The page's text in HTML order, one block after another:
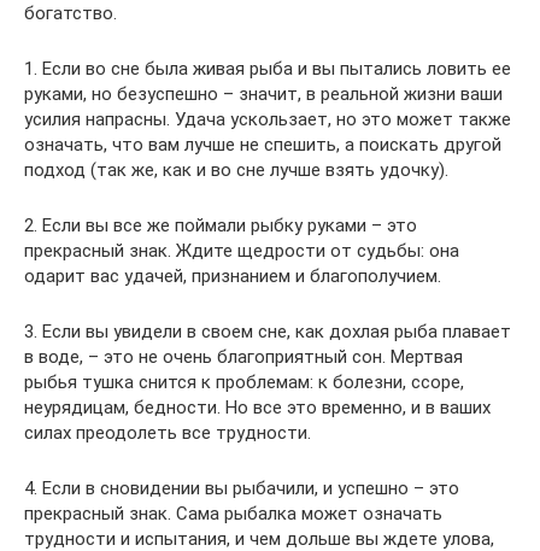
богатство.
1. Если во сне была живая рыба и вы пытались ловить ее
руками, но безуспешно – значит, в реальной жизни ваши
усилия напрасны. Удача ускользает, но это может также
означать, что вам лучше не спешить, а поискать другой
подход (так же, как и во сне лучше взять удочку).
2. Если вы все же поймали рыбку руками – это
прекрасный знак. Ждите щедрости от судьбы: она
одарит вас удачей, признанием и благополучием.
3. Если вы увидели в своем сне, как дохлая рыба плавает
в воде, – это не очень благоприятный сон. Мертвая
рыбья тушка снится к проблемам: к болезни, ссоре,
неурядицам, бедности. Но все это временно, и в ваших
силах преодолеть все трудности.
4. Если в сновидении вы рыбачили, и успешно – это
прекрасный знак. Сама рыбалка может означать
трудности и испытания, и чем дольше вы ждете улова,